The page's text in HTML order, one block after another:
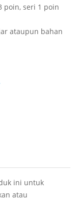
poin, seri 1 poin
ataupun bahan
ini untuk
atau